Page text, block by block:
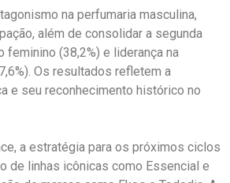
na perfumaria masculina,
além de consolidar a segunda
(38,2%) e liderança na
Os resultados refletem a
e seu reconhecimento histórico no
, a estratégia para os próximos ciclos
de linhas icônicas como Essencial e